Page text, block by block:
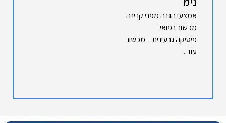
אמצעי הגנה מפני קרינה
מכשור רפואי
פיסיקה גרעינית – מכשור
עוד...